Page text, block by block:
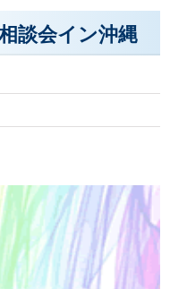
談会イン沖縄